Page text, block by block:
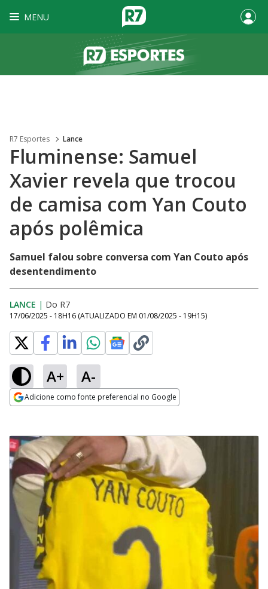
MENU
R7 Esportes Lance
Fluminense: Samuel
Xavier revela que trocou
de camisa com Yan Couto
após polêmica
Samuel falou sobre conversa com Yan Couto após
desentendimento
LANCE | Do R7
17/06/2025 - 18H16 (ATUALIZADO EM 01/08/2025 - 19H15)
A+ A-
Adicione como fonte preferencial no Google